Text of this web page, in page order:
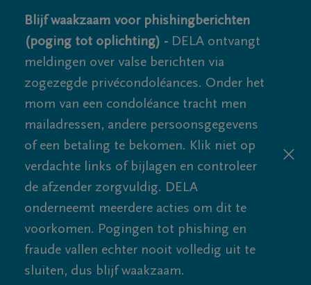
Blijf waakzaam voor phishingberichten
(poging tot oplichting) - DELA ontvangt
meldingen over valse berichten via
zogezegde privécondoléances. Onder het
mom van een condoléance tracht men
mailadressen, andere persoonsgegevens
of een betaling te bekomen. Klik niet op
verdachte links of bijlagen en controleer
de afzender zorgvuldig. DELA
onderneemt meerdere acties om dit te
voorkomen. Pogingen tot phishing en
fraude vallen echter nooit volledig uit te
sluiten, dus blijf waakzaam.